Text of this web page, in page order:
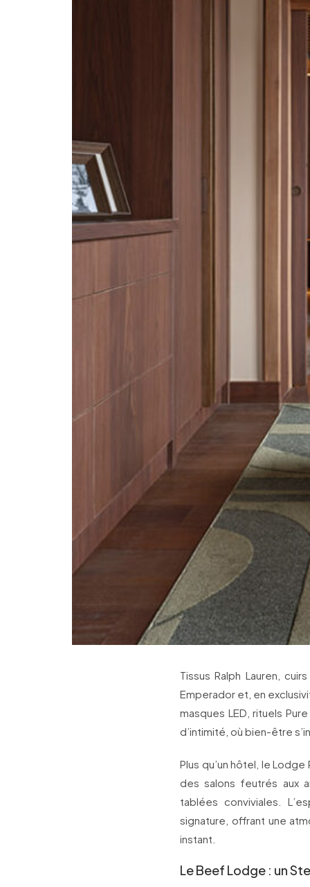
Tissus Ralph Lauren,
Emperador et, en
masques LED, rituels
d’intimité, où bien-être
Plus qu’un hôtel, le
des salons feutrés aux
tablées conviviales.
signature, offrant une
instant.
Le Beef Lodge : un